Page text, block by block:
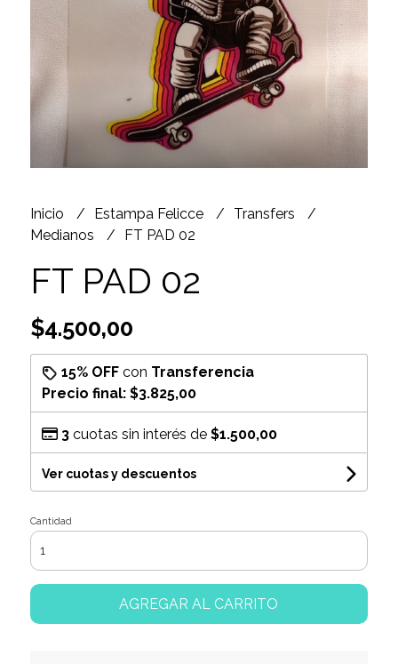
Inicio Estampa Felicce
Transfers
Medianos
FT PAD 02
FT PAD 02
$4.500,00
15% OFFcon Transferencia
Precio final: $3.825,00
3cuotas sin interés de $1.500,00
Ver cuotas y descuentos
Cantidad
AGREGAR AL CARRITO